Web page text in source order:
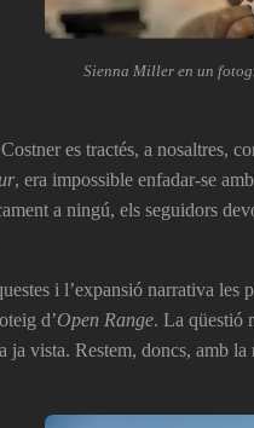
Sienna Miller en un
es tractés, a nosaltres,
, era impossible enfadar-se
a ningú, els seguidors
i l’expansió narrativa
d’Open Range. La qüestió
ja vista. Restem, doncs, amb